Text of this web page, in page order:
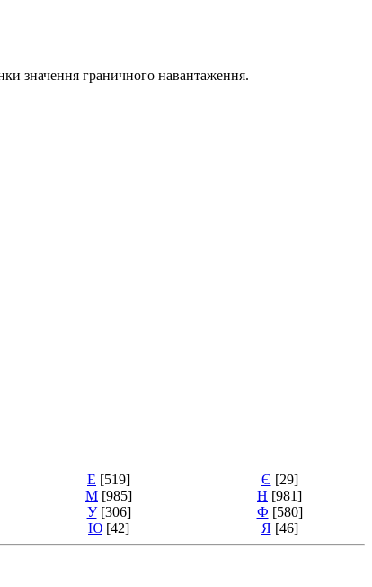
значення граничного навантаження.
Е [519] Є [29]
М [985] Н [981]
У [306] Ф [580]
Ю [42] Я [46]